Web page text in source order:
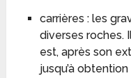
carrières : les
diverses roches.
est, après son
jusqu’à